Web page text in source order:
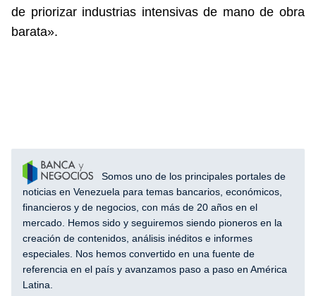
de priorizar industrias intensivas de mano de obra
barata».
Somos uno de los principales portales de
noticias en Venezuela para temas bancarios, económicos,
financieros y de negocios, con más de 20 años en el
mercado. Hemos sido y seguiremos siendo pioneros en la
creación de contenidos, análisis inéditos e informes
especiales. Nos hemos convertido en una fuente de
referencia en el país y avanzamos paso a paso en América
Latina.